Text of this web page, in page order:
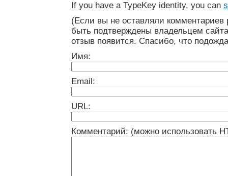
If you have a TypeKey identity, you can
(Если вы не оставляли
быть подтверждены владельцем
отзыв появится. Спасибо, что
Имя:
Email:
URL:
Комментарий: (можно использовать